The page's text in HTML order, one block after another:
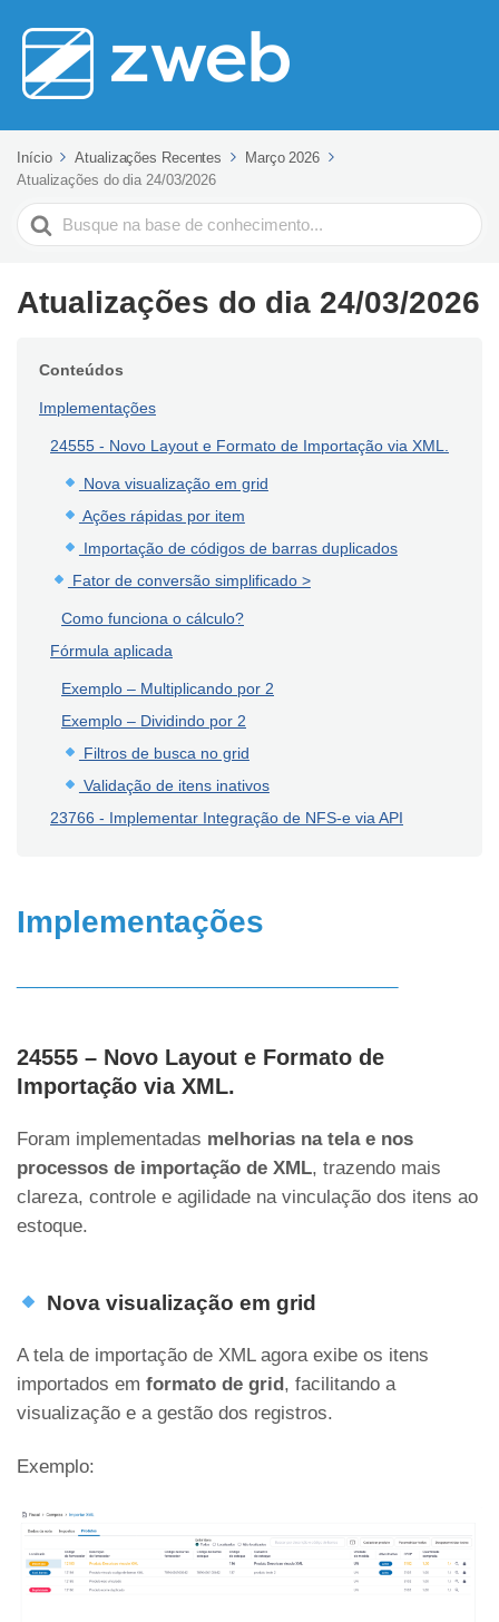
Início Atualizações Recentes
Março 2026
Atualizações do dia 24/03/2026
Pesquisar
Atualizações do dia 24/03/2026
Conteúdos
Implementações
24555 - Novo Layout e Formato de Importação via XML.
Nova visualização em grid
Ações rápidas por item
Importação de códigos de barras duplicados
Fator de conversão simplificado >
Como funciona o cálculo?
Fórmula aplicada
Exemplo – Multiplicando por 2
Exemplo – Dividindo por 2
Filtros de busca no grid
Validação de itens inativos
23766 - Implementar Integração de NFS-e via API
Implementações
24555 – Novo Layout e Formato de
Importação via XML.
Foram implementadas melhorias na tela e nos
processos de importação de XML, trazendo mais
clareza, controle e agilidade na vinculação dos itens ao
estoque.
Nova visualização em grid
A tela de importação de XML agora exibe os itens
importados em formato de grid, facilitando a
visualização e a gestão dos registros.
Exemplo: